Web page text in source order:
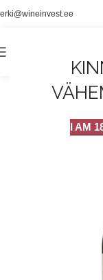
I AM
erki@wineinvest.ee